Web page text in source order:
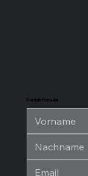
Kontaktformular